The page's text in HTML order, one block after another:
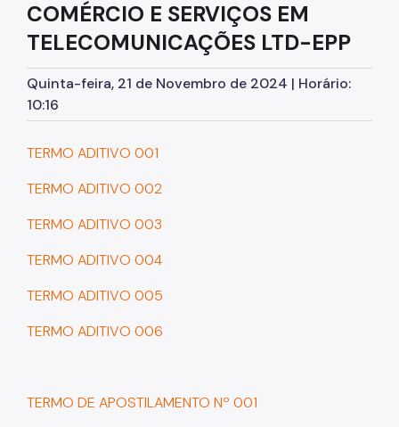
Assessoria de Planejamento – Asplan
Assessoria Parlamentar
Atenção Básica
Atenção Especializada
Atenção Hospitalar
Atenção Integral às Pessoas em Situação de
Cadastro Nacional de Estabelecimento de Saúde
COMÉRCIO E SERVIÇOS EM
TELECOMUNICAÇÕES LTD-EPP
Quinta-feira, 21 de Novembro de 2024 | Horário:
10:16
TERMO ADITIVO 001
TERMO ADITIVO 002
TERMO ADITIVO 003
TERMO ADITIVO 004
TERMO ADITIVO 005
TERMO ADITIVO 006
TERMO DE APOSTILAMENTO Nº 001